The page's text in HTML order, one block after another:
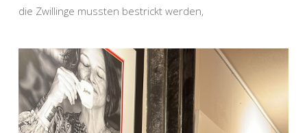
die Zwillinge mussten bestrickt werden,